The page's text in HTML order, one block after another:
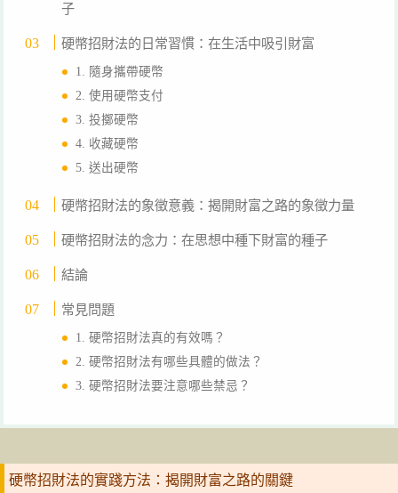
子
硬幣招財法的日常習慣：在生活中吸引財富
1. 隨身攜帶硬幣
2. 使用硬幣支付
3. 投擲硬幣
4. 收藏硬幣
5. 送出硬幣
硬幣招財法的象徵意義：揭開財富之路的象徵力量
硬幣招財法的念力：在思想中種下財富的種子
結論
常見問題
1. 硬幣招財法真的有效嗎？
2. 硬幣招財法有哪些具體的做法？
3. 硬幣招財法要注意哪些禁忌？
硬幣招財法的實踐方法：揭開財富之路的關鍵